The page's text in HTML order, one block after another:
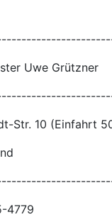
Uwe Grützner
Str. 10 (Einfahrt
4779